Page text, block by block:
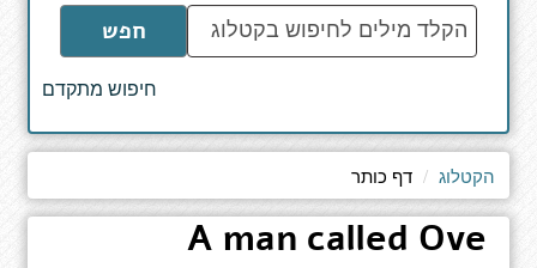
הקלד
מילים
לחיפוש
חפש
חיפוש מתקדם
הקטלוג דף כותר
A man called Ove